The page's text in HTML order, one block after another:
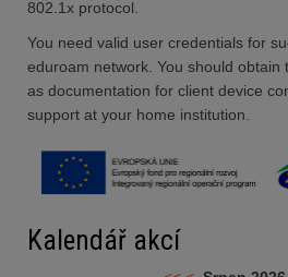
802.1x protocol.
You need valid user credentials for
eduroam network. You should obtain
as documentation for client device
support at your home institution.
Kalendář akcí